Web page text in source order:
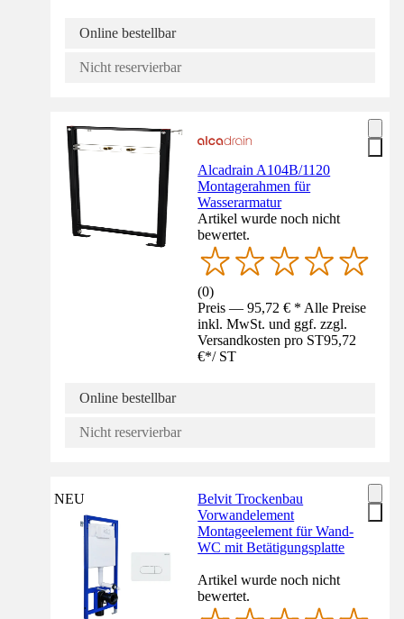
Online bestellbar
Nicht reservierbar
Alcadrain A104B/1120
Montagerahmen für
Wasserarmatur
Artikel wurde noch nicht
bewertet.
(0)
Preis — 95,72 € * Alle Preise
inkl. MwSt. und ggf. zzgl.
Versandkosten pro ST95,72
€*/ ST
Online bestellbar
Nicht reservierbar
NEU
Belvit Trockenbau
Vorwandelement
Montageelement für Wand-
WC mit Betätigungsplatte
Artikel wurde noch nicht
bewertet.